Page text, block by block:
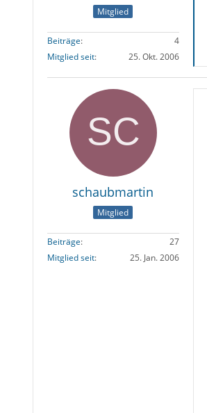
Mitglied
Beiträge
4
Mitglied seit
25. Okt. 2006
schaubmartin
Mitglied
Beiträge
27
Mitglied seit
25. Jan. 2006